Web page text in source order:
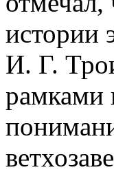
истории
И. Г.
рамками